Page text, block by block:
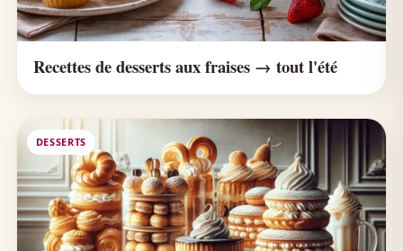
Recettes de desserts aux fraises → tout l'été
DESSERTS